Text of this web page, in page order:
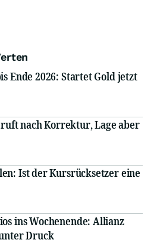
Ende 2026: Startet Gold jetzt
nach Korrektur, Lage aber
Ist der Kursrücksetzer eine
ins Wochenende: Allianz
Druck